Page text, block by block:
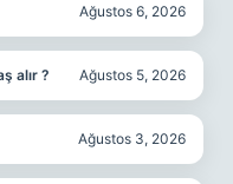
Ağustos 6, 2026
alır ? Ağustos 5, 2026
Ağustos 3, 2026